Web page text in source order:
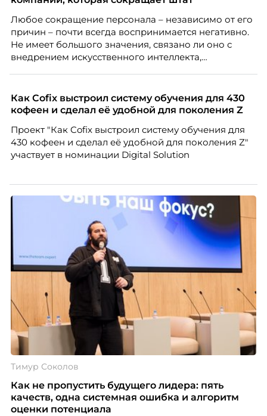
Любое сокращение персонала – независимо от его
причин – почти всегда воспринимается негативно.
Не имеет большого значения, связано ли оно с
внедрением искусственного интеллекта,
структуры компании. Для сотрудников сокращения
означают потерю стабильности, а для внешнего
рынка становятся сигналом о возможных
проблемах организации. В результате увольнения
нередко превращаются в фактор, который
негативно влияет HR-бренд работодателя.
Как Cofix выстроил систему обучения для 430
кофеен и сделал её удобной для поколения Z
Проект "Как Cofix выстроил систему обучения для
430 кофеен и сделал её удобной для поколения Z"
участвует в номинации Digital Solution
Тимур Соколов
Как не пропустить будущего лидера: пять
качеств, одна системная ошибка и алгоритм
оценки потенциала